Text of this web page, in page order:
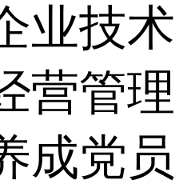
业技术
营管理
成党员